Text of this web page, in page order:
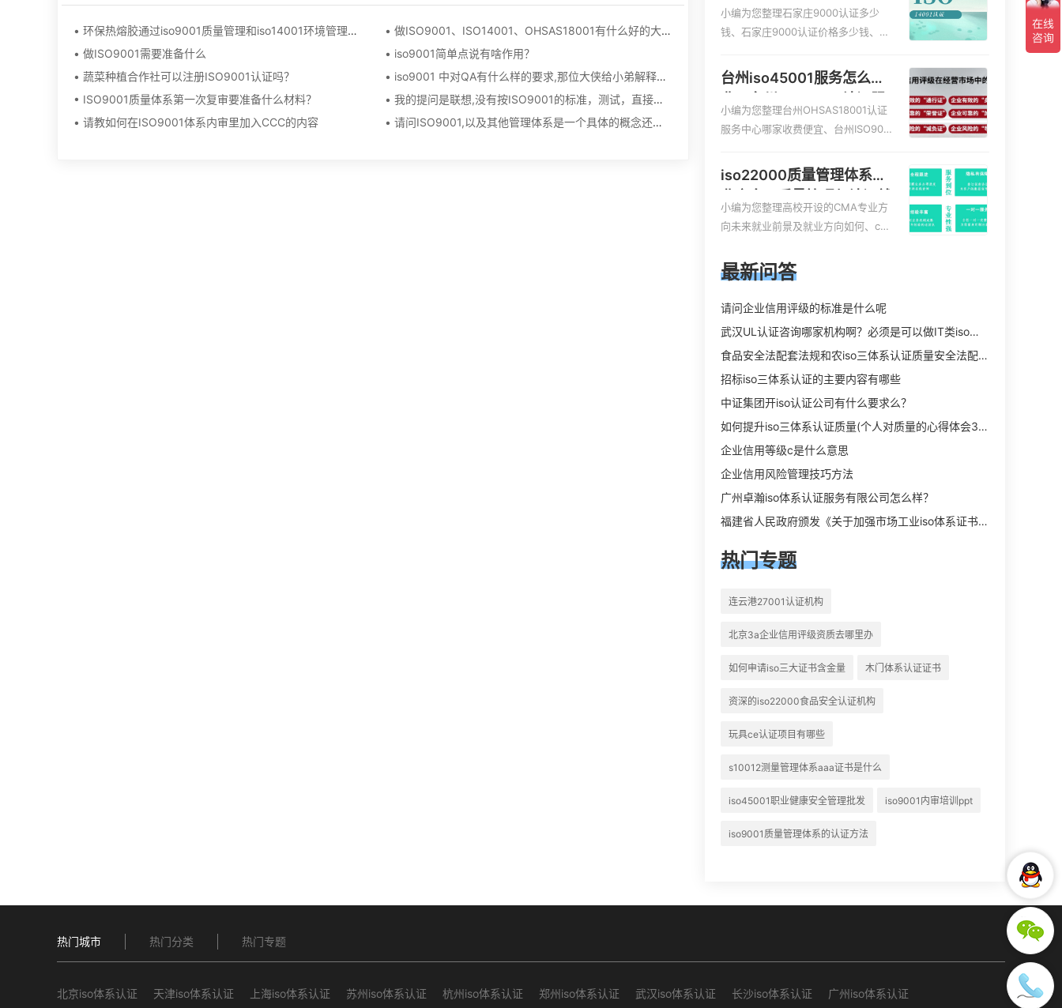
• 环保热熔胶通过iso9001质量管理和iso14001环境管理的热熔胶生产厂家
• 做ISO9001需要准备什么
• 蔬菜种植合作社可以注册ISO9001认证吗？
• ISO9001质量体系第一次复审要准备什么材料？
• 请教如何在ISO9001体系内审里加入CCC的内容
• 做ISO9001、ISO14001、OHSAS18001有什么好的大品牌？
• iso9001简单点说有啥作用？
• iso9001 中对QA有什么样的要求,那位大侠给小弟解释下,谢谢了!
• 我的提问是联想,没有按ISO9001的标准，测试，直接骗卖给客户，请解释．
• 请问ISO9001,以及其他管理体系是一个具体的概念还是一个很大是范畴
成服务资质认证的申请书相关iso体系
认证知识，详情可查看下方正文！
司
小编为您整理石家庄9000认证多少
钱、石家庄9000认证价格多少钱、石
00认证价格贵吗、石家庄9000认证费
用大概多钱相关iso体系认证知识，详
情可查看下方正文！
台州iso45001服务怎么收
务怎么收费
小编为您整理台州OHSAS18001认证
服务中心哪家收费便宜、台州ISO900
E认证,台州机械机电CE认证、CE认证
怎么收费、温州科普ISO45001职业健
康安全管理体系认证收费标准是什么
相关iso体系认证知识，详情可查看下
iso22000质量管理体系就
业方向
小编为您整理高校开设的CMA专业方
向未来就业前景及就业方向如何、cm
的就业方向、cpa和cma未来就业方
向、大学生考完cma，就哪些就业方
向相关iso体系认证知识，详情可查看
最新问答
请问企业信用评级的标准是什么呢
武汉UL认证咨询哪家机构啊？必须是可以做IT类iso三体系认证UL认证的机构？
食品安全法配套法规和农iso三体系认证质量安全法配套法规分别是什么？
招标iso三体系认证的主要内容有哪些
中证集团开iso认证公司有什么要求么？
如何提升iso三体系认证质量(个人对质量的心得体会300字)
企业信用等级c是什么意思
企业信用风险管理技巧方法
广州卓瀚iso体系认证服务有限公司怎么样？
福建省人民政府颁发《关于加强市场工业iso体系证书质量监督检验与管理的暂行规定》的通知
热门专题
连云港27001认证机构
北京3a企业信用评级资质去哪里办
如何申请iso三大证书含金量 木门体系认证证书
资深的iso22000食品安全认证机构
玩具ce认证项目有哪些
s10012测量管理体系aaa证书是什么
iso45001职业健康安全管理批发 iso9001内审培训ppt
iso9001质量管理体系的认证方法
热门城市 热门分类 热门专题
北京iso体系认证 天津iso体系认证 上海iso体系认证 苏州iso体系认证 杭州iso体系认证 郑州iso体系认证 武汉iso体系认证 长沙iso体系认证 广州iso体系认证